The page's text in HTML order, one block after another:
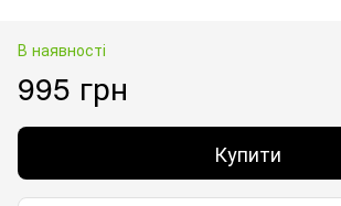
В наявності
995 грн
Купити